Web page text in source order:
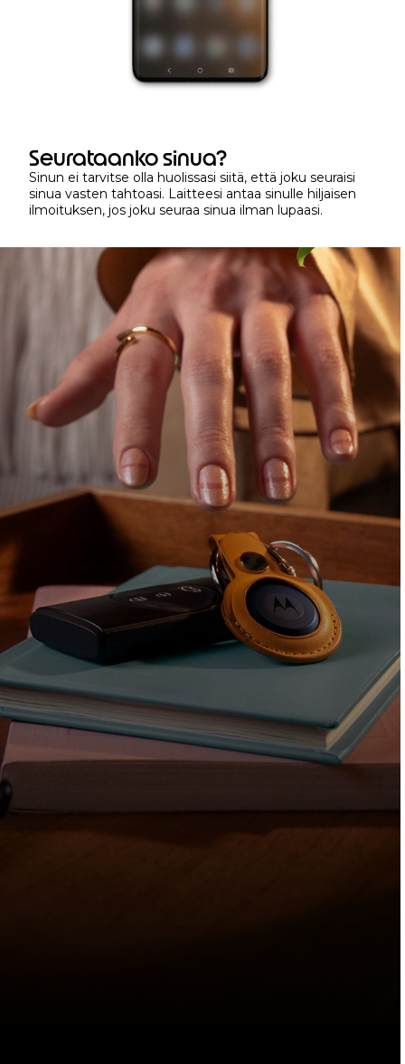
Seurataanko sinua?
Sinun ei tarvitse olla huolissasi siitä, että joku seuraisi
sinua vasten tahtoasi. Laitteesi antaa sinulle hiljaisen
ilmoituksen, jos joku seuraa sinua ilman lupaasi.